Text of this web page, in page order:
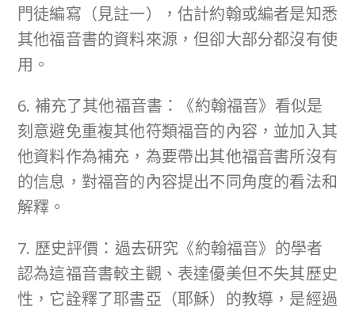
門徒編寫（見註一），估計約翰或編者是知悉
其他福音書的資料來源，但卻大部分都沒有使
用。
6. 補充了其他福音書：《約翰福音》看似是
刻意避免重複其他符類福音的內容，並加入其
他資料作為補充，為要帶出其他福音書所沒有
的信息，對福音的內容提出不同角度的看法和
解釋。
7. 歷史評價：過去研究《約翰福音》的學者
認為這福音書較主觀、表達優美但不失其歷史
性，它詮釋了耶書亞（耶穌）的教導，是經過